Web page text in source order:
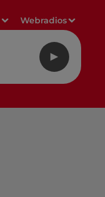
Webradios